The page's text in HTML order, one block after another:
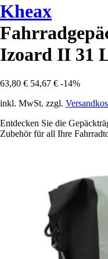
Kheax
Izoard II 31
63,80 € 54,67 € -14%
inkl. MwSt. zzgl.
Entdecken Sie die
Zubehör für all Ihre